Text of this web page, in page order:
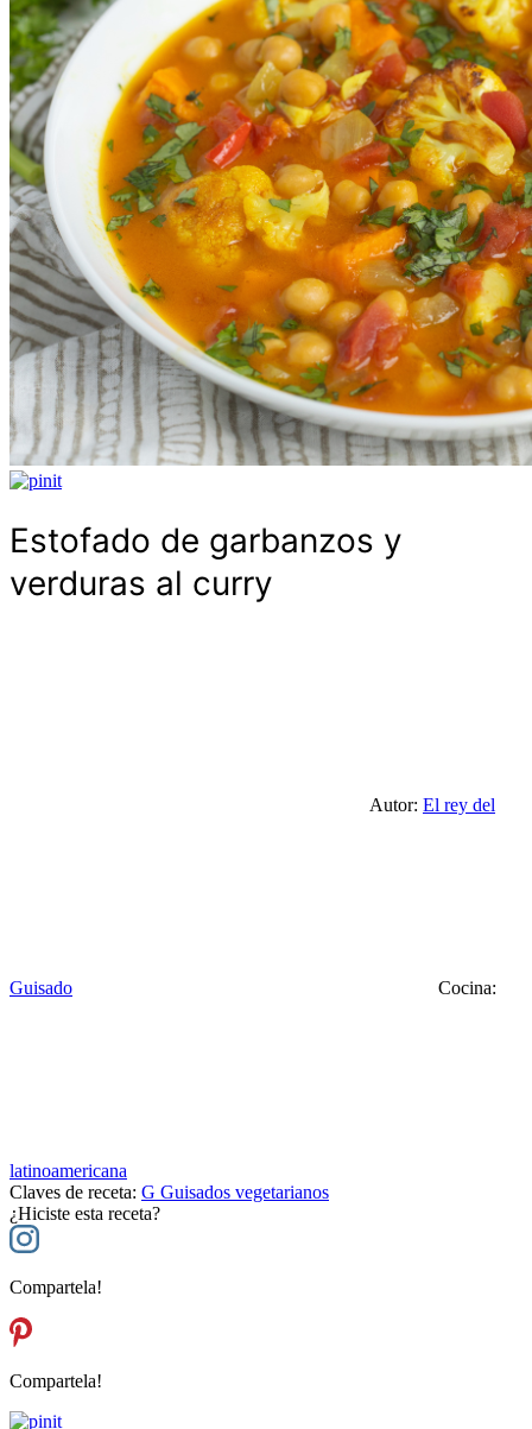
Estofado de garbanzos y
verduras al curry
Autor: El rey del
Guisado Cocina:
latinoamericana
Claves de receta: G Guisados vegetarianos
¿Hiciste esta receta?
Compartela!
Compartela!